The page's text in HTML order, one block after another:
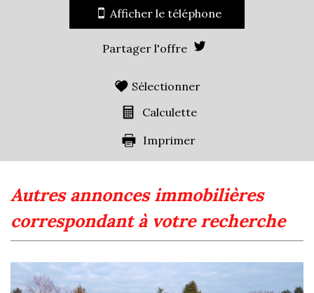
Afficher le téléphone
Partager l'offre
Sélectionner
Calculette
Imprimer
autres annonces immobilières
correspondant à votre recherche